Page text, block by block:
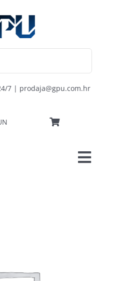
7 | prodaja@gpu.com.hr